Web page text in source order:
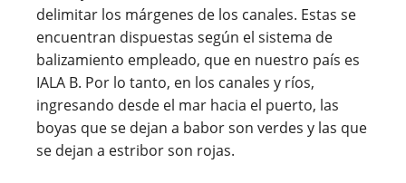
delimitar los márgenes de los canales. Estas se
encuentran dispuestas según el sistema de
balizamiento empleado, que en nuestro país es
IALA B. Por lo tanto, en los canales y ríos,
ingresando desde el mar hacia el puerto, las
boyas que se dejan a babor son verdes y las que
se dejan a estribor son rojas.